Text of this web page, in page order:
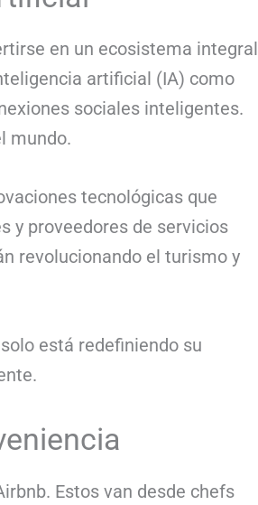
en un ecosistema integral
artificial (IA) como
sociales inteligentes.
mundo.
tecnológicas que
y proveedores de servicios
revolucionando el turismo y
está redefiniendo su
Estos van desde chefs